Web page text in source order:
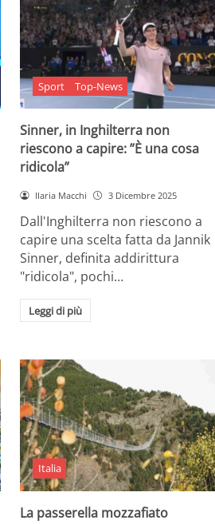
Sport Top-News
Sinner, in Inghilterra non
riescono a capire: ”È una cosa
ridicola”
Ilaria Macchi 3 Dicembre 2025
Dall'Inghilterra non riescono a
capire una scelta fatta da Jannik
Sinner, definita addirittura
"ridicola", pochi…
Leggi di più
Italia
La passerella mozzafiato